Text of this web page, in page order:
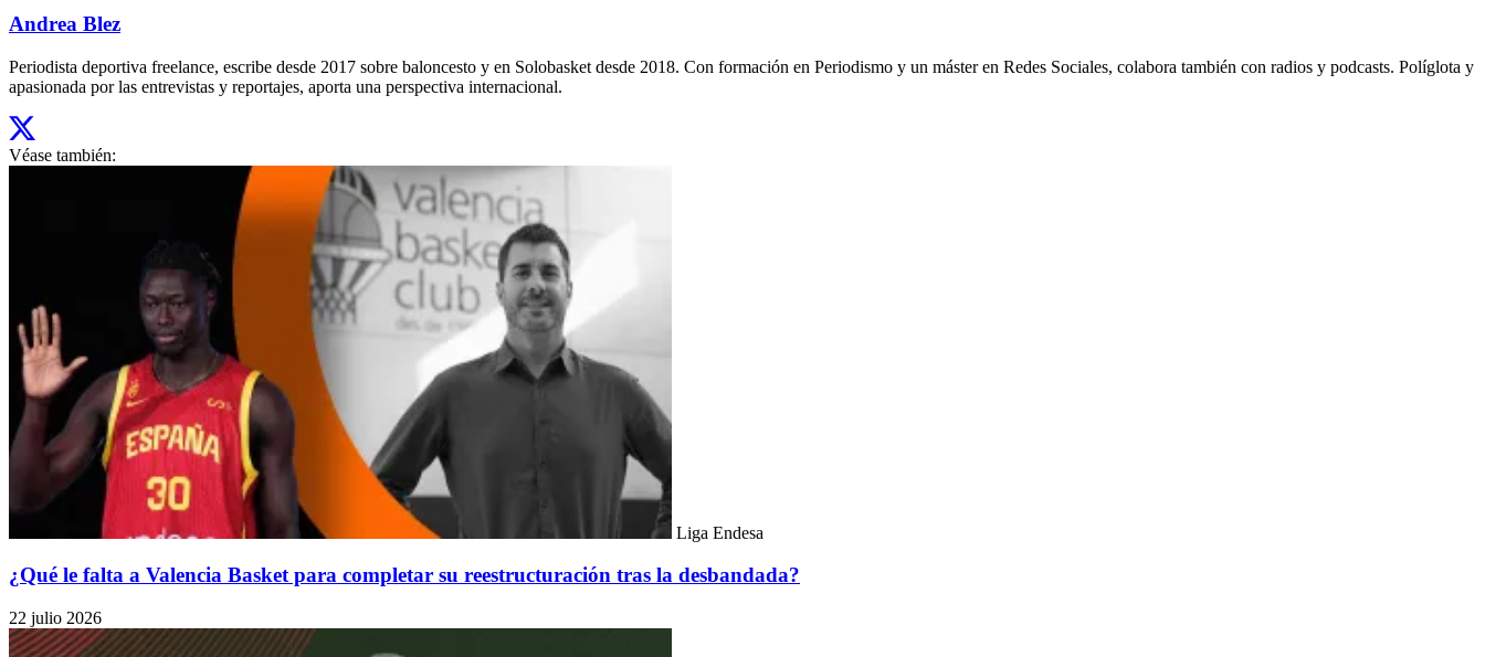
Andrea Blez
Periodista deportiva freelance, escribe desde 2017 sobre baloncesto y en Solobasket desde 2018. Con formación en Periodismo y un máster en Redes Sociales, colabora también con radios y podcasts. Políglota y
apasionada por las entrevistas y reportajes, aporta una perspectiva internacional.
Véase también:
Liga Endesa
¿Qué le falta a Valencia Basket para completar su reestructuración tras la desbandada?
22 julio 2026